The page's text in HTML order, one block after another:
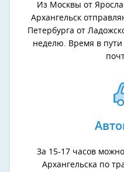
Из Москвы от
Архангельск
Петербурга от
неделю. Время в пути
За 15-17 часов
Архангельска по